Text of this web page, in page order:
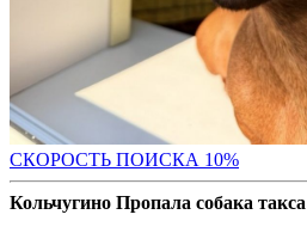
СКОРОСТЬ ПОИСКА 10%
Кольчугино Пропала собака такса